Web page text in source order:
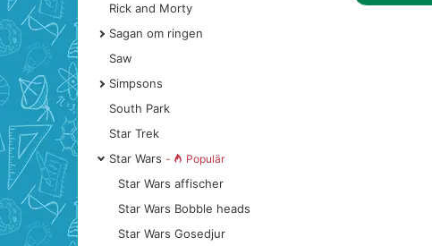
Rick and Morty
Sagan om ringen
Saw
Simpsons
South Park
Star Trek
Star Wars - Populär
Star Wars affischer
Star Wars Bobble heads
Star Wars Gosedjur